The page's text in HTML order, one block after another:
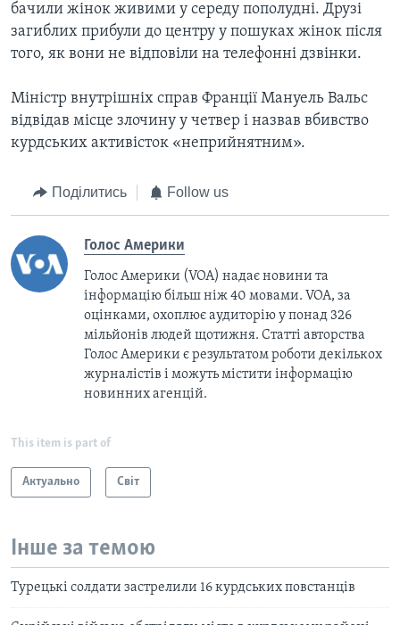
бачили жінок живими у середу пополудні. Друзі
загиблих прибули до центру у пошуках жінок після
того, як вони не відповіли на телефонні дзвінки.
Міністр внутрішніх справ Франції Мануель Вальс
відвідав місце злочину у четвер і назвав вбивство
курдських активісток «неприйнятним».
Поділитись Follow us
Голос Америки
Голос Америки (VOA) надає новини та
інформацію більш ніж 40 мовами. VOA, за
оцінками, охоплює аудиторію у понад 326
мільйонів людей щотижня. Статті авторства
Голос Америки є результатом роботи декількох
журналістів і можуть містити інформацію
новинних агенцій.
This item is part of
Актуально Світ
Інше за темою
Турецькі солдати застрелили 16 курдських повстанців